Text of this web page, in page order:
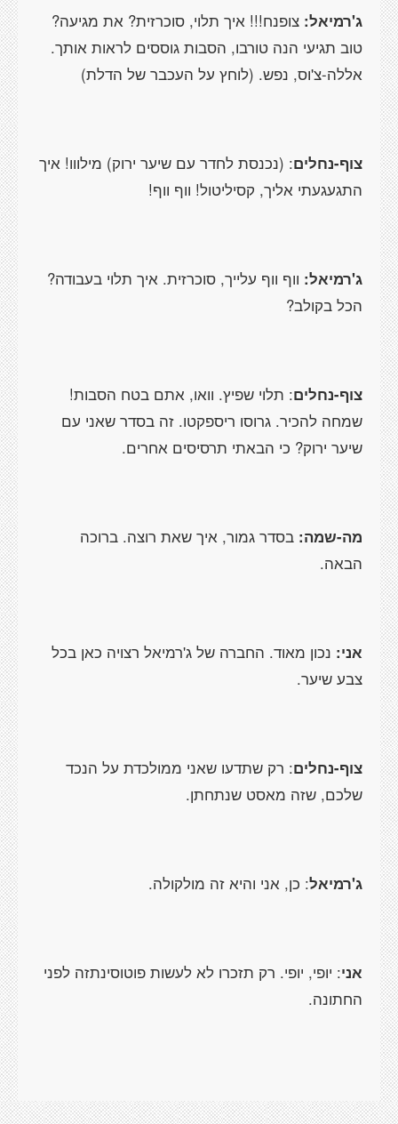
ג'רמיאל: צופנח!!! איך תלוי, סוכרזית? את מגיעה?
טוב תגיעי הנה טורבו, הסבות גוססים לראות אותך.
אללה-צ'וס, נפש. (לוחץ על העכבר של הדלת)
צוף-נחלים: (נכנסת לחדר עם שיער ירוק) מילווו! איך
התגעגעתי אליך, קסיליטול! ווף ווף!
ג'רמיאל: ווף ווף עלייך, סוכרזית. איך תלוי בעבודה?
הכל בקולב?
צוף-נחלים: תלוי שפיץ. וואו, אתם בטח הסבות!
שמחה להכיר. גרוסו ריספקטו. זה בסדר שאני עם
שיער ירוק? כי הבאתי תרסיסים אחרים.
מה-שמה: בסדר גמור, איך שאת רוצה. ברוכה
הבאה.
אני: נכון מאוד. החברה של ג'רמיאל רצויה כאן בכל
צבע שיער.
צוף-נחלים: רק שתדעו שאני ממולכדת על הנכד
שלכם, שזה מאסט שנתחתן.
ג'רמיאל: כן, אני והיא זה מולקולה.
אני: יופי, יופי. רק תזכרו לא לעשות פוטוסינתזה לפני
החתונה.